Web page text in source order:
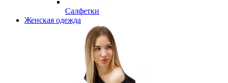
Салфетки
Женская одежда